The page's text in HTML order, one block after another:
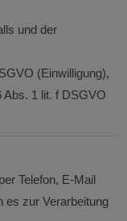
und der
(Einwilligung),
Abs. 1 lit. f DSGVO
Telefon, E-Mail
es zur Verarbeitung